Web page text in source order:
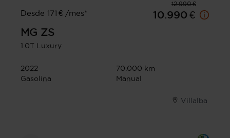
12.990 €
Desde 171 € /mes*
10.990 €
MG ZS
1.0T Luxury
2022
70.000 km
Gasolina
Manual
Villalba